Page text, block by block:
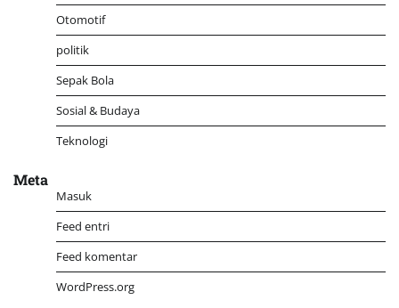
Otomotif
politik
Sepak Bola
Sosial & Budaya
Teknologi
Meta
Masuk
Feed entri
Feed komentar
WordPress.org